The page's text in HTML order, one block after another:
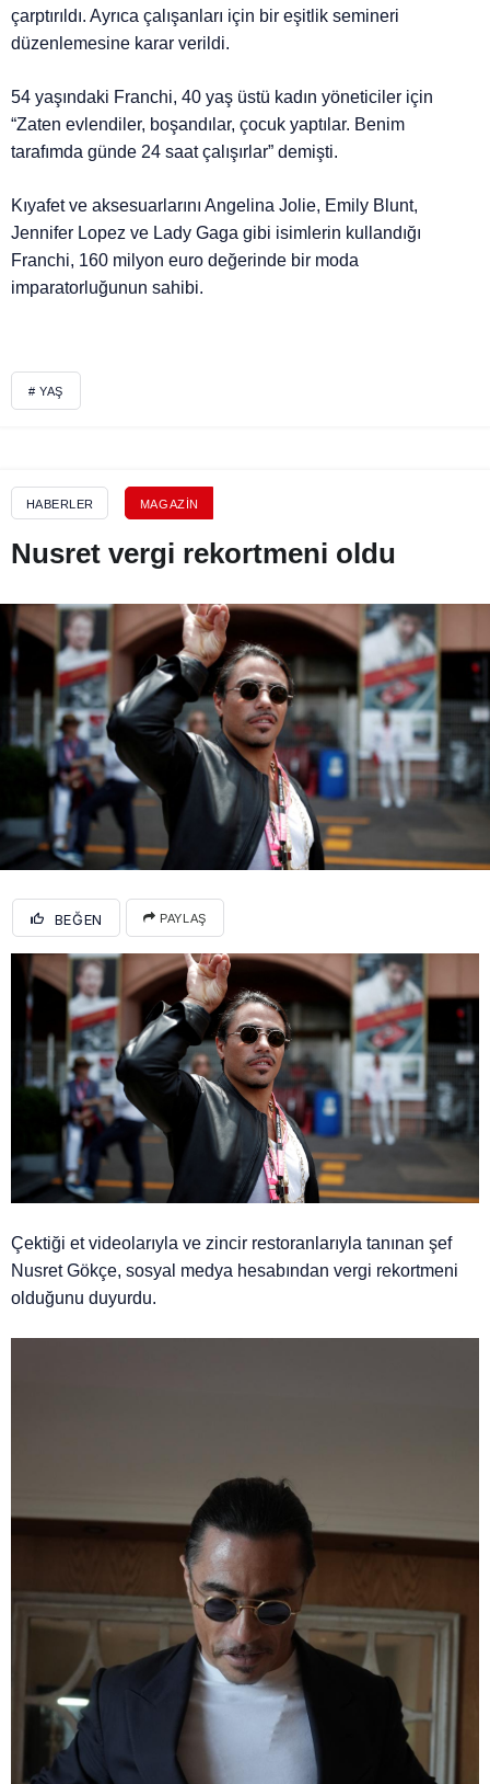
çarptırıldı. Ayrıca çalışanları için bir eşitlik semineri
düzenlemesine karar verildi.
54 yaşındaki Franchi, 40 yaş üstü kadın yöneticiler için
“Zaten evlendiler, boşandılar, çocuk yaptılar. Benim
tarafımda günde 24 saat çalışırlar” demişti.
Kıyafet ve aksesuarlarını Angelina Jolie, Emily Blunt,
Jennifer Lopez ve Lady Gaga gibi isimlerin kullandığı
Franchi, 160 milyon euro değerinde bir moda
imparatorluğunun sahibi.
# YAŞ
HABERLER MAGAZIN
Nusret vergi rekortmeni oldu
BEĞEN PAYLAŞ
Çektiği et videolarıyla ve zincir restoranlarıyla tanınan şef
Nusret Gökçe, sosyal medya hesabından vergi rekortmeni
olduğunu duyurdu.